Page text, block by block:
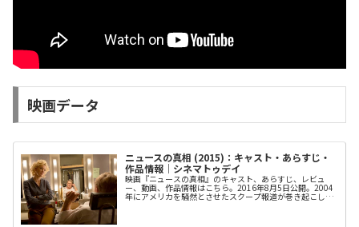
映画データ
ニュースの真相 (2015)：キャスト・あらすじ・
作品情報｜シネマトゥデイ
映画『ニュースの真相』のキャスト、あらすじ、レビュ
ー、動画、作品情報はこちら。2016年8月5日公開。2004
年にアメリカを騒然とさせたスクープ報道が巻き起こした